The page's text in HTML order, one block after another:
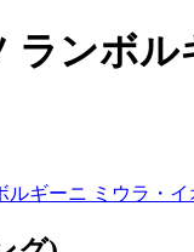
ンボ
ルギーニ ミウラ・